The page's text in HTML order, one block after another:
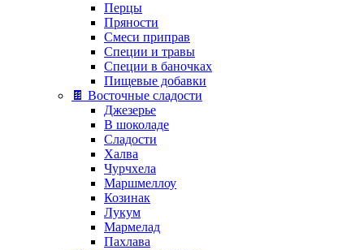
Перцы
Пряности
Смеси приправ
Специи и травы
Специи в баночках
Пищевые добавки
🍫 Восточные сладости
Джезерье
В шоколаде
Сладости
Халва
Чурчхела
Маршмеллоу
Козинак
Лукум
Мармелад
Пахлава